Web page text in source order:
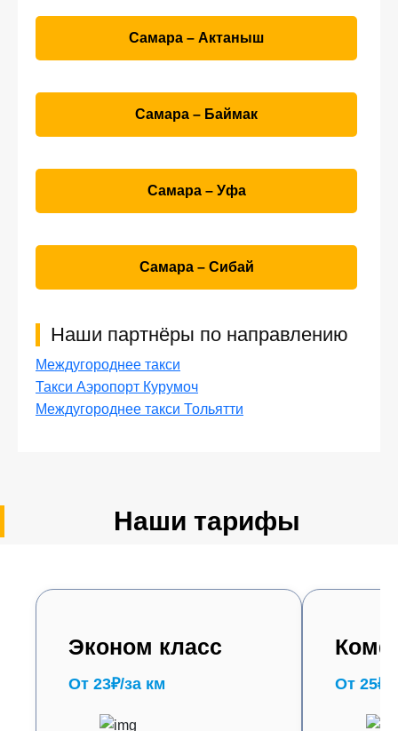
Самара – Актаныш
Самара – Баймак
Самара – Уфа
Самара – Сибай
Наши партнёры по направлению
Междугороднее такси
Такси Аэропорт Курумоч
Междугороднее такси Тольятти
Наши тарифы
Эконом класс
От 23₽/за км От 25₽/